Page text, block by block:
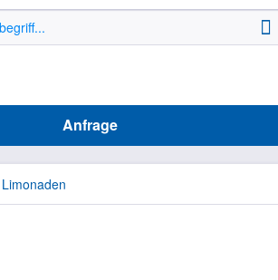
Anfrage
Limonaden